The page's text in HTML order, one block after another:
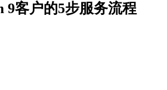
9客户的5步服务流程